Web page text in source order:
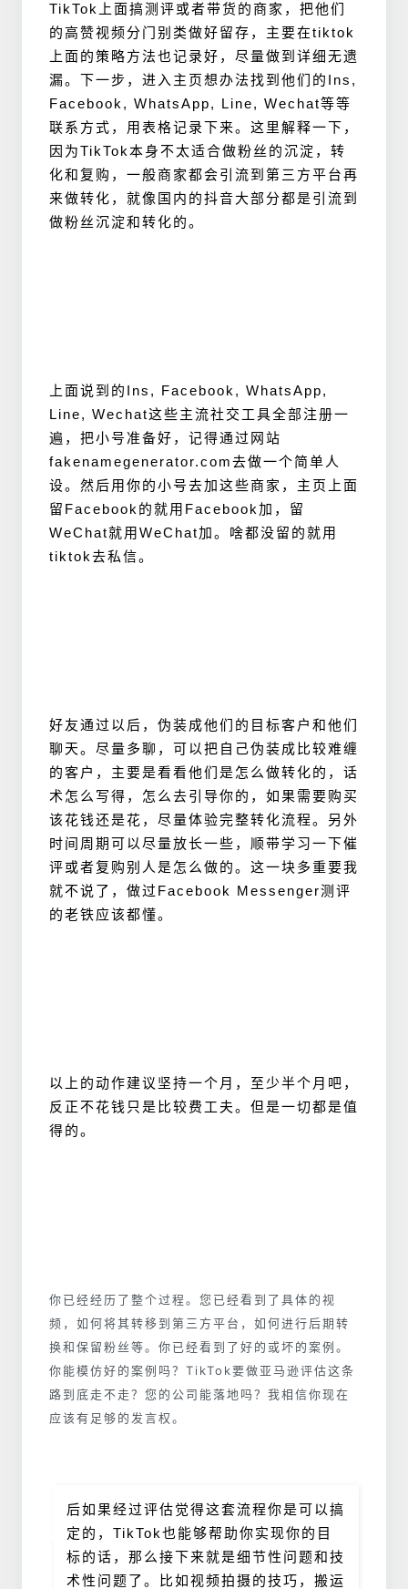
TikTok上面搞测评或者带货的商家，把他们
的高赞视频分门别类做好留存，主要在tiktok
上面的策略方法也记录好，尽量做到详细无遗
漏。下一步，进入主页想办法找到他们的Ins,
Facebook, WhatsApp, Line, Wechat等等
联系方式，用表格记录下来。这里解释一下，
因为TikTok本身不太适合做粉丝的沉淀，转
化和复购，一般商家都会引流到第三方平台再
来做转化，就像国内的抖音大部分都是引流到
做粉丝沉淀和转化的。
上面说到的Ins, Facebook, WhatsApp,
Line, Wechat这些主流社交工具全部注册一
遍，把小号准备好，记得通过网站
fakenamegenerator.com去做一个简单人
设。然后用你的小号去加这些商家，主页上面
留Facebook的就用Facebook加，留
WeChat就用WeChat加。啥都没留的就用
tiktok去私信。
好友通过以后，伪装成他们的目标客户和他们
聊天。尽量多聊，可以把自己伪装成比较难缠
的客户，主要是看看他们是怎么做转化的，话
术怎么写得，怎么去引导你的，如果需要购买
该花钱还是花，尽量体验完整转化流程。另外
时间周期可以尽量放长一些，顺带学习一下催
评或者复购别人是怎么做的。这一块多重要我
就不说了，做过Facebook Messenger测评
的老铁应该都懂。
以上的动作建议坚持一个月，至少半个月吧，
反正不花钱只是比较费工夫。但是一切都是值
得的。
你已经经历了整个过程。您已经看到了具体的视
频，如何将其转移到第三方平台，如何进行后期转
换和保留粉丝等。你已经看到了好的或坏的案例。
你能模仿好的案例吗？TikTok要做亚马逊评估这条
路到底走不走？您的公司能落地吗？我相信你现在
应该有足够的发言权。
后如果经过评估觉得这套流程你是可以搞
定的，TikTok也能够帮助你实现你的目
标的话，那么接下来就是细节性问题和技
术性问题了。比如视频拍摄的技巧，搬运